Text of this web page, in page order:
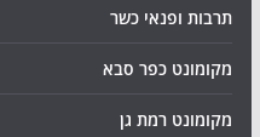
תרבות ופנאי כשר
מקומונט כפר סבא
מקומונט רמת גן